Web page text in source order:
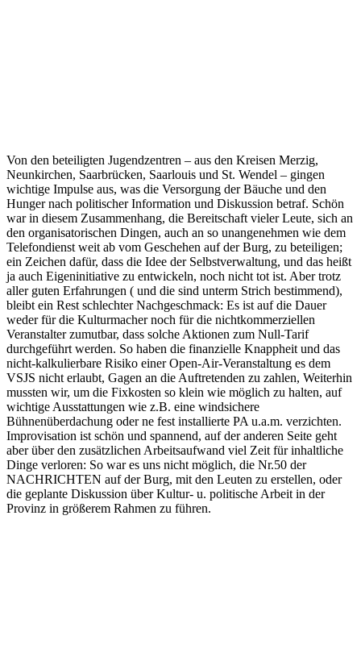
Von den beteiligten Jugendzentren – aus den Kreisen Merzig,
Neunkirchen, Saarbrücken, Saarlouis und St. Wendel – gingen
wichtige Impulse aus, was die Versorgung der Bäuche und den
Hunger nach politischer Information und Diskussion betraf. Schön
war in diesem Zusammenhang, die Bereitschaft vieler Leute, sich an
den organisatorischen Dingen, auch an so unangenehmen wie dem
Telefondienst weit ab vom Geschehen auf der Burg, zu beteiligen;
ein Zeichen dafür, dass die Idee der Selbstverwaltung, und das heißt
ja auch Eigeninitiative zu entwickeln, noch nicht tot ist. Aber trotz
aller guten Erfahrungen ( und die sind unterm Strich bestimmend),
bleibt ein Rest schlechter Nachgeschmack: Es ist auf die Dauer
weder für die Kulturmacher noch für die nichtkommerziellen
Veranstalter zumutbar, dass solche Aktionen zum Null-Tarif
durchgeführt werden. So haben die finanzielle Knappheit und das
nicht-kalkulierbare Risiko einer Open-Air-Veranstaltung es dem
VSJS nicht erlaubt, Gagen an die Auftretenden zu zahlen, Weiterhin
mussten wir, um die Fixkosten so klein wie möglich zu halten, auf
wichtige Ausstattungen wie z.B. eine windsichere
Bühnenüberdachung oder ne fest installierte PA u.a.m. verzichten.
Improvisation ist schön und spannend, auf der anderen Seite geht
aber über den zusätzlichen Arbeitsaufwand viel Zeit für inhaltliche
Dinge verloren: So war es uns nicht möglich, die Nr.50 der
NACHRICHTEN auf der Burg, mit den Leuten zu erstellen, oder
die geplante Diskussion über Kultur- u. politische Arbeit in der
Provinz in größerem Rahmen zu führen.